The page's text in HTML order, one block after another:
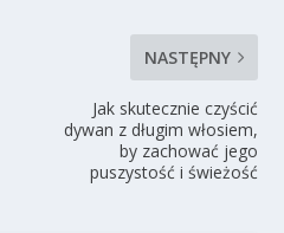
NASTĘPNY
Jak skutecznie czyścić
dywan z długim włosiem,
by zachować jego
puszystość i świeżość